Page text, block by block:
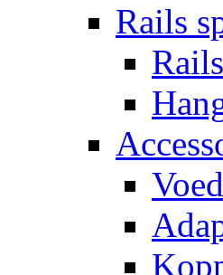
Rails